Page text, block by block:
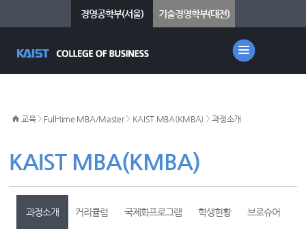
경영공학부(서울) 기술경영학부(대전)
KAIST MBA(KMBA)
교육> Full-time MBA/Master> KAIST MBA(KMBA) >과정소개
과정소개 커리큘럼 국제화프로그램 학생현황 브로슈어